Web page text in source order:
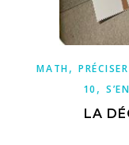
MATH,
10 ,
LA